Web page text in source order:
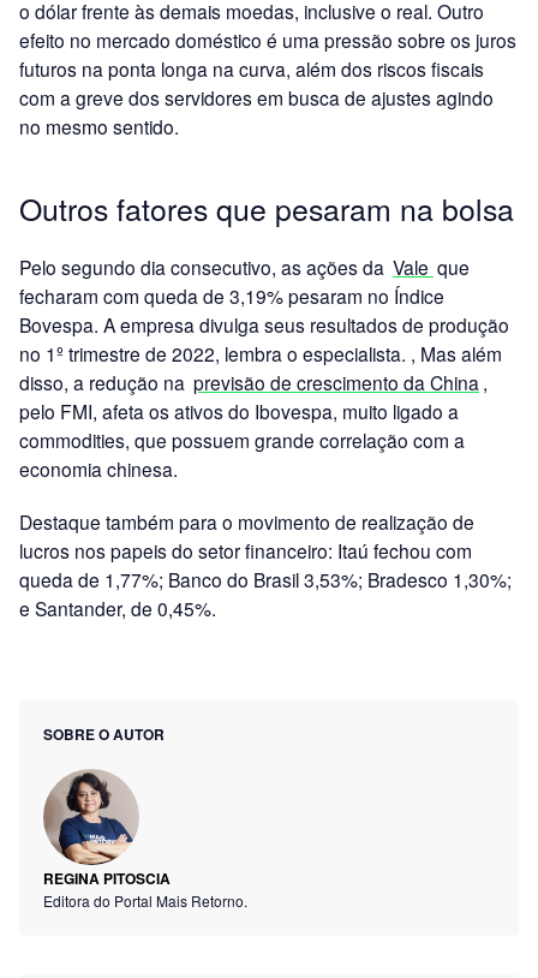
o dólar frente às demais moedas, inclusive o real. Outro
efeito no mercado doméstico é uma pressão sobre os juros
futuros na ponta longa na curva, além dos riscos fiscais
com a greve dos servidores em busca de ajustes agindo
no mesmo sentido.
Outros fatores que pesaram na bolsa
Pelo segundo dia consecutivo, as ações da Vale que
fecharam com queda de 3,19% pesaram no Índice
Bovespa. A empresa divulga seus resultados de produção
no 1º trimestre de 2022, lembra o especialista. , Mas além
disso, a redução na previsão de crescimento da China ,
pelo FMI, afeta os ativos do Ibovespa, muito ligado a
commodities, que possuem grande correlação com a
economia chinesa.
Destaque também para o movimento de realização de
lucros nos papeis do setor financeiro: Itaú fechou com
queda de 1,77%; Banco do Brasil 3,53%; Bradesco 1,30%;
e Santander, de 0,45%.
SOBRE O AUTOR
REGINA PITOSCIA
Editora do Portal Mais Retorno.